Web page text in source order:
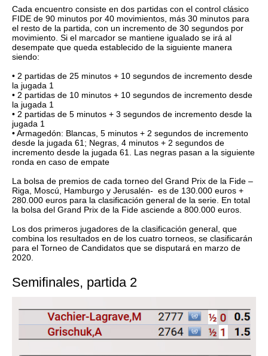
Cada encuentro consiste en dos partidas con el control clásico
FIDE de 90 minutos por 40 movimientos, más 30 minutos para
el resto de la partida, con un incremento de 30 segundos por
movimiento. Si el marcador se mantiene igualado se irá al
desempate que queda establecido de la siguiente manera
siendo:
• 2 partidas de 25 minutos + 10 segundos de incremento desde
la jugada 1
• 2 partidas de 10 minutos + 10 segundos de incremento desde
la jugada 1
• 2 partidas de 5 minutos + 3 segundos de incremento desde la
jugada 1
•Armagedón: Blancas, 5 minutos + 2 segundos de incremento
desde la jugada 61; Negras, 4 minutos + 2 segundos de
incremento desde la jugada 61. Las negras pasan a la siguiente
ronda en caso de empate
La bolsa de premios de cada torneo del Grand Prix de la Fide –
Riga, Moscú, Hamburgo y Jerusalén- es de 130.000 euros +
280.000 euros para la clasificación general de la serie. En total
la bolsa del Grand Prix de la Fide asciende a 800.000 euros.
Los dos primeros jugadores de la clasificación general, que
combina los resultados en de los cuatro torneos, se clasificarán
para el Torneo de Candidatos que se disputará en marzo de
2020.
Semifinales, partida 2